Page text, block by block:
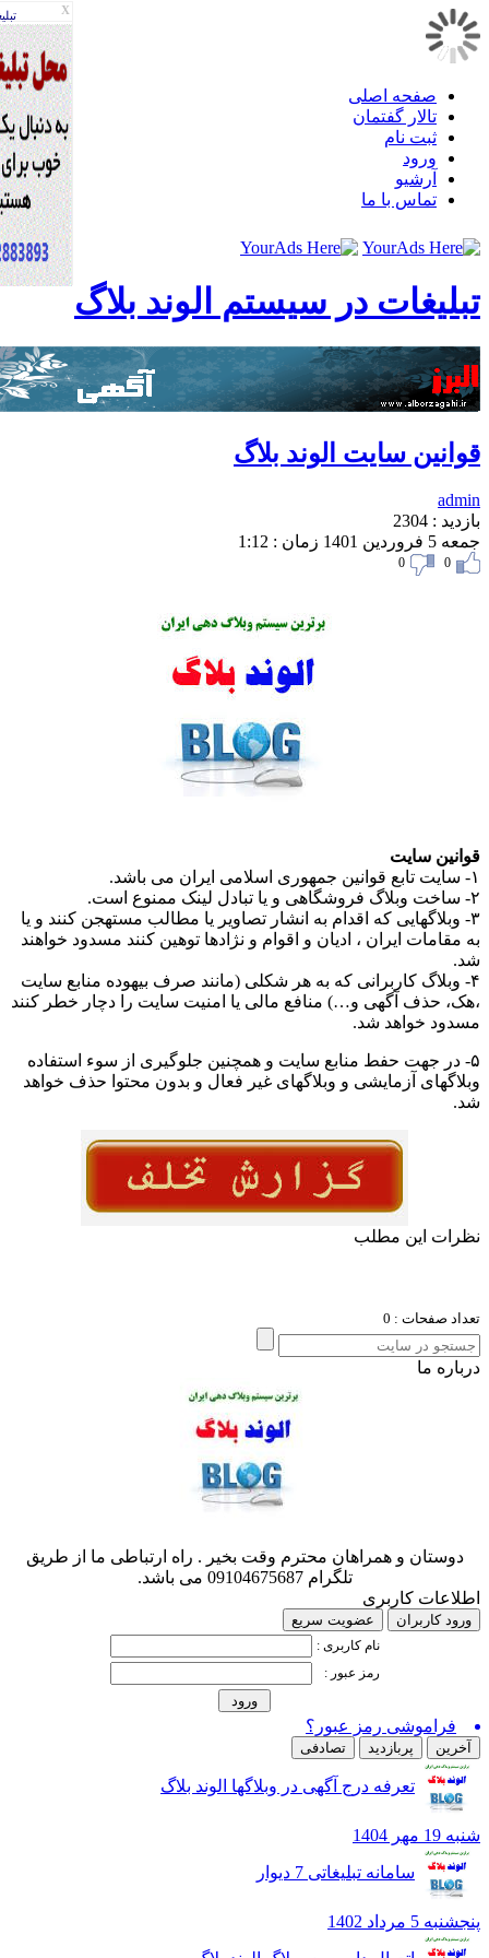
تبليغات
صفحه اصلی
تالار گفتمان
ثبت نام
ورود
آرشیو
تماس با ما
در سیستم الوند بلاگ
سایت الوند بلاگ
: 2304
زمان : 1:12
0
0
سایت
وبلاگهایی که اقدام به انشار تصاویر یا مطالب مستهجن کنند و یا
ایران ، ادیان و اقوام و نژادها توهین کنند مسدود خواهند
وبلاگ کاربرانی که به هر شکلی (مانند صرف بیهوده منابع سایت
حذف آگهی و…) منافع مالی یا امنیت سایت را دچار خطر کنند
خواهد شد.
در جهت حفط منابع سایت و همچنین جلوگیری از سوء استفاده
آزمایشی و وبلاگهای غیر فعال و بدون محتوا حذف خواهد
این مطلب
صفحات : 0
ما
و همراهان محترم وقت بخیر . راه ارتباطی ما از طریق
تلگرام 09104675687 می باشد.
کاربری
کاربران عضویت سریع
نام کاربری :
رمز عبور :
فراموشی رمز عبور؟
پربازدید تصادفی
تعرفه درج آگهی در وبلاگها الوند بلاگ
1404
سامانه تبلیغاتی 7 دیوار
مرداد 1402